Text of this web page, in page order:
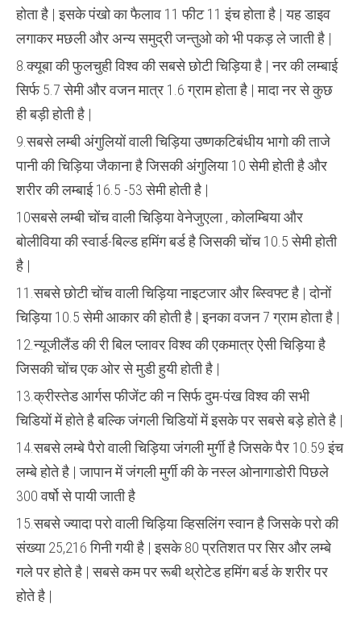
होता है | इसके पंखो का फैलाव 11 फीट 11 इंच होता है | यह डाइव
लगाकर मछली और अन्य समुद्री जन्तुओ को भी पकड़ ले जाती है |
8.क्यूबा की फुलचुही विश्व की सबसे छोटी चिड़िया है | नर की लम्बाई
सिर्फ 5.7 सेमी और वजन मात्र 1.6 ग्राम होता है | मादा नर से कुछ
ही बड़ी होती है |
9.सबसे लम्बी अंगुलियों वाली चिड़िया उष्णकटिबंधीय भागो की ताजे
पानी की चिड़िया जैकाना है जिसकी अंगुलिया 10 सेमी होती है और
शरीर की लम्बाई 16.5 -53 सेमी होती है |
10सबसे लम्बी चोंच वाली चिड़िया वेनेजुएला , कोलम्बिया और
बोलीविया की स्वार्ड-बिल्ड हमिंग बर्ड है जिसकी चोंच 10.5 सेमी होती
है |
11.सबसे छोटी चोंच वाली चिड़िया नाइटजार और ब्स्विफ्ट है | दोनों
चिड़िया 10.5 सेमी आकार की होती है | इनका वजन 7 ग्राम होता है |
12.न्यूजीलैंड की री बिल प्लावर विश्व की एकमात्र ऐसी चिड़िया है
जिसकी चोंच एक ओर से मुडी हुयी होती है |
13.क्रीस्तेड आर्गस फीजेंट की न सिर्फ दुम-पंख विश्व की सभी
चिडियों में होते है बल्कि जंगली चिडियों में इसके पर सबसे बड़े होते है |
14.सबसे लम्बे पैरो वाली चिड़िया जंगली मुर्गी है जिसके पैर 10.59 इंच
लम्बे होते है | जापान में जंगली मुर्गी की के नस्ल ओनागाडोरी पिछले
300 वर्षो से पायी जाती है
15.सबसे ज्यादा परो वाली चिड़िया व्हिसलिंग स्वान है जिसके परो की
संख्या 25,216 गिनी गयी है | इसके 80 प्रतिशत पर सिर और लम्बे
गले पर होते है | सबसे कम पर रूबी थ्रोटेड हमिंग बर्ड के शरीर पर
होते है |